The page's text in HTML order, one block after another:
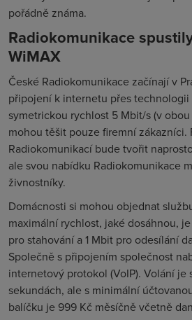
pořádně známa.
Radiokomunikace
WiMAX
České Radiokomunikace začínají v
připojení k internetu přes technologii
symetrickou rychlost 5 Mbit/s (v
mohou těšit pouze firemní
Radiokomunikací bude tvořit
ale svou nabídku Radiokomunikace
živnostníky.
Domácnosti si mohou objednat
maximální rychlost, jaké dosáhnou,
pro stahování a 1 Mbit pro odesílání
Společně s připojením společnost
internetový protokol (VoIP). Volání je
sekundách, ale s minimální
balíčku je 999 Kč měsíčně včetně